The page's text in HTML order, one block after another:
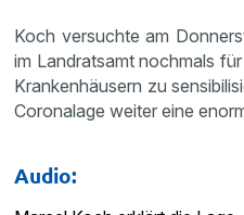
Koch versuchte am
im Landratsamt nochmals
Krankenhäusern zu
Coronalage weiter eine
Audio: